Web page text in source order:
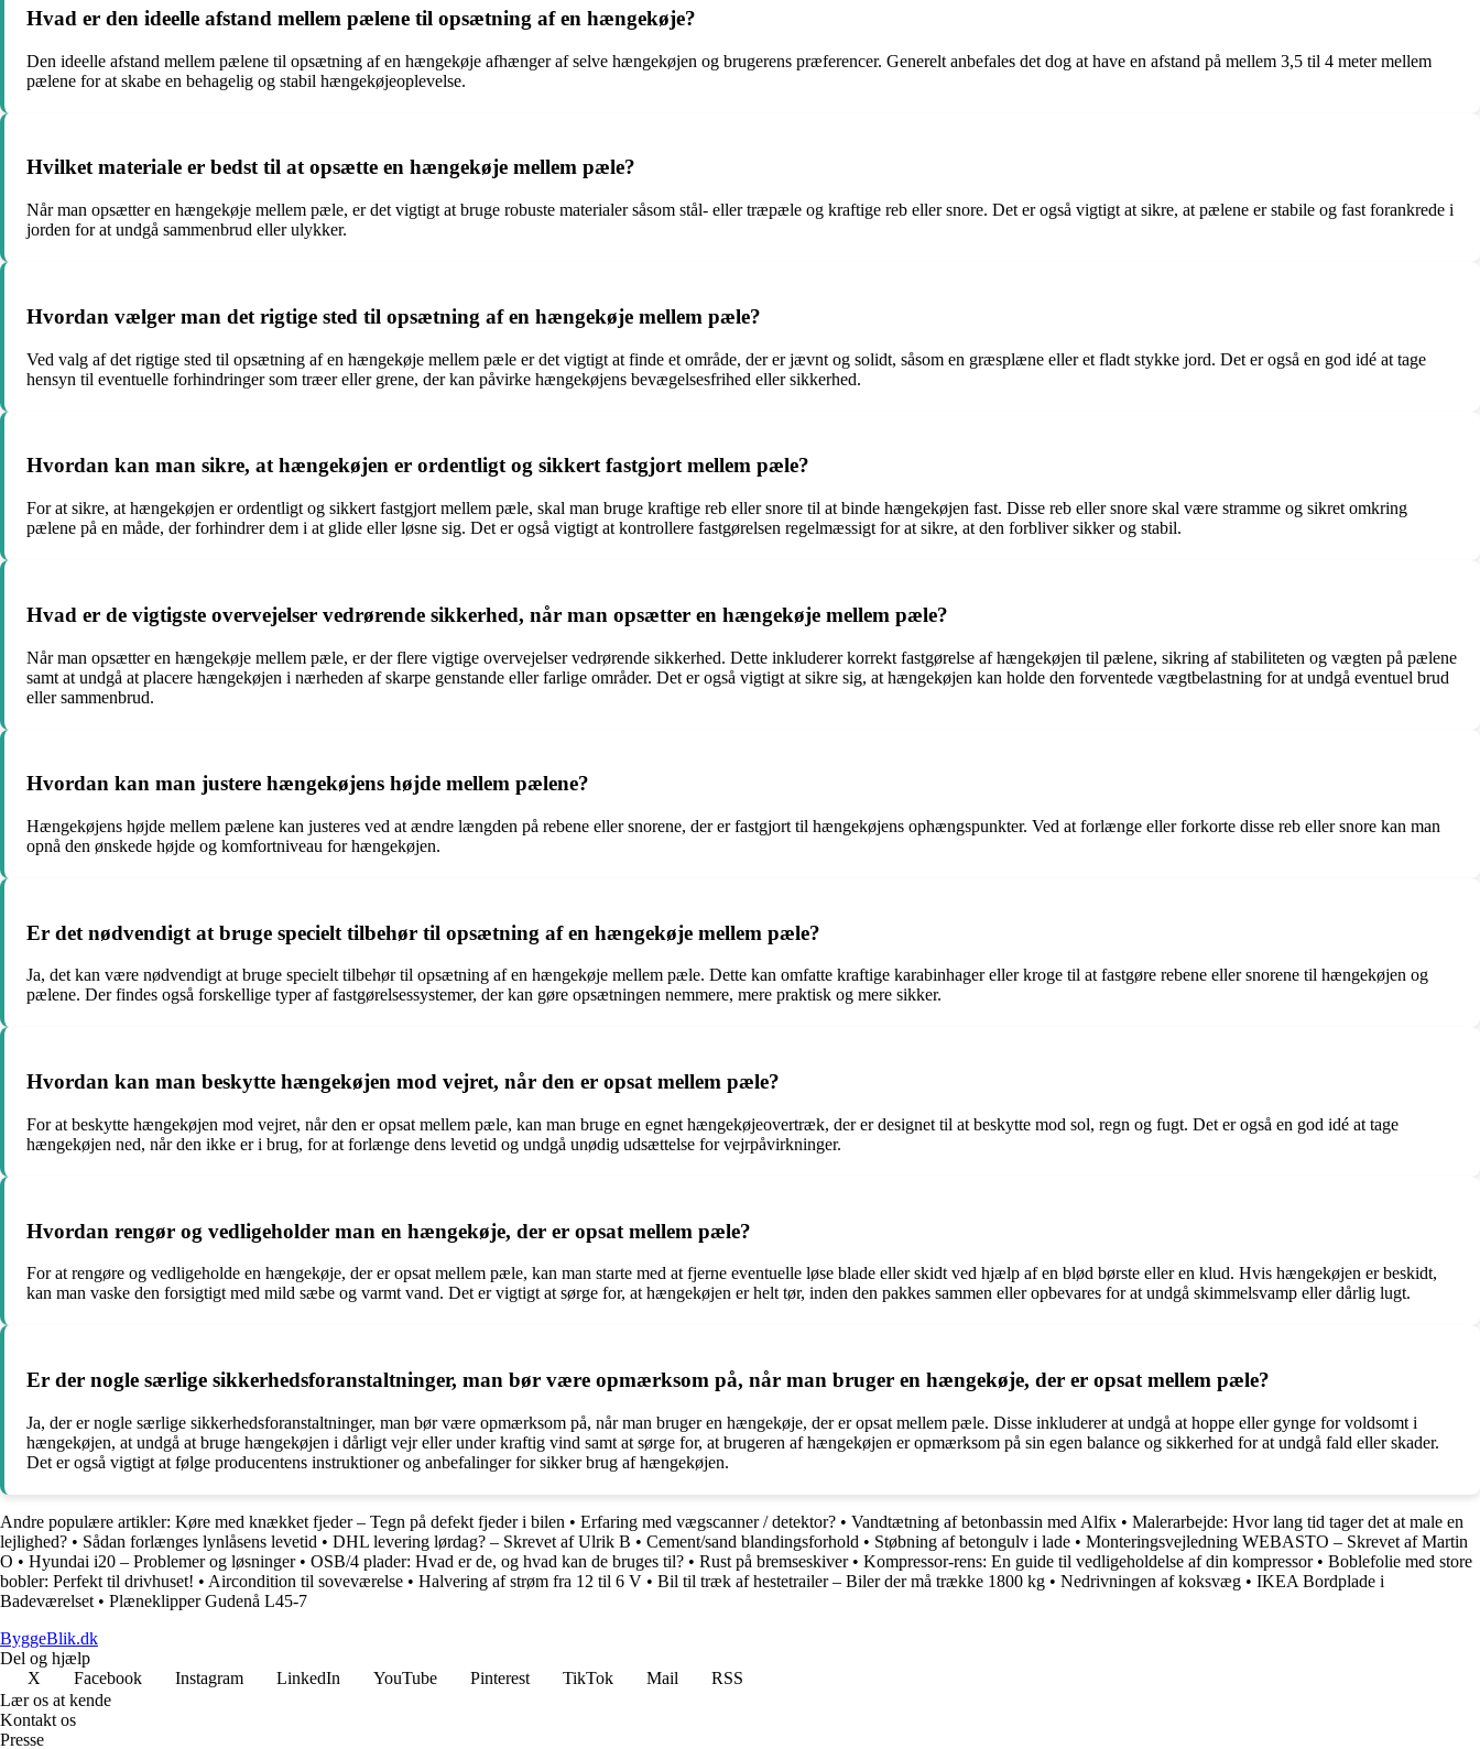
Hvad er den ideelle afstand mellem pælene til opsætning af en hængekøje?
Den ideelle afstand mellem pælene til opsætning af en hængekøje afhænger af selve hængekøjen og brugerens præferencer. Generelt anbefales det dog at have en afstand på mellem 3,5 til 4 meter mellem
pælene for at skabe en behagelig og stabil hængekøjeoplevelse.
Hvilket materiale er bedst til at opsætte en hængekøje mellem pæle?
Når man opsætter en hængekøje mellem pæle, er det vigtigt at bruge robuste materialer såsom stål- eller træpæle og kraftige reb eller snore. Det er også vigtigt at sikre, at pælene er stabile og fast forankrede i
jorden for at undgå sammenbrud eller ulykker.
Hvordan vælger man det rigtige sted til opsætning af en hængekøje mellem pæle?
Ved valg af det rigtige sted til opsætning af en hængekøje mellem pæle er det vigtigt at finde et område, der er jævnt og solidt, såsom en græsplæne eller et fladt stykke jord. Det er også en god idé at tage
hensyn til eventuelle forhindringer som træer eller grene, der kan påvirke hængekøjens bevægelsesfrihed eller sikkerhed.
Hvordan kan man sikre, at hængekøjen er ordentligt og sikkert fastgjort mellem pæle?
For at sikre, at hængekøjen er ordentligt og sikkert fastgjort mellem pæle, skal man bruge kraftige reb eller snore til at binde hængekøjen fast. Disse reb eller snore skal være stramme og sikret omkring
pælene på en måde, der forhindrer dem i at glide eller løsne sig. Det er også vigtigt at kontrollere fastgørelsen regelmæssigt for at sikre, at den forbliver sikker og stabil.
Hvad er de vigtigste overvejelser vedrørende sikkerhed, når man opsætter en hængekøje mellem pæle?
Når man opsætter en hængekøje mellem pæle, er der flere vigtige overvejelser vedrørende sikkerhed. Dette inkluderer korrekt fastgørelse af hængekøjen til pælene, sikring af stabiliteten og vægten på pælene
samt at undgå at placere hængekøjen i nærheden af skarpe genstande eller farlige områder. Det er også vigtigt at sikre sig, at hængekøjen kan holde den forventede vægtbelastning for at undgå eventuel brud
eller sammenbrud.
Hvordan kan man justere hængekøjens højde mellem pælene?
Hængekøjens højde mellem pælene kan justeres ved at ændre længden på rebene eller snorene, der er fastgjort til hængekøjens ophængspunkter. Ved at forlænge eller forkorte disse reb eller snore kan man
opnå den ønskede højde og komfortniveau for hængekøjen.
Er det nødvendigt at bruge specielt tilbehør til opsætning af en hængekøje mellem pæle?
Ja, det kan være nødvendigt at bruge specielt tilbehør til opsætning af en hængekøje mellem pæle. Dette kan omfatte kraftige karabinhager eller kroge til at fastgøre rebene eller snorene til hængekøjen og
pælene. Der findes også forskellige typer af fastgørelsessystemer, der kan gøre opsætningen nemmere, mere praktisk og mere sikker.
Hvordan kan man beskytte hængekøjen mod vejret, når den er opsat mellem pæle?
For at beskytte hængekøjen mod vejret, når den er opsat mellem pæle, kan man bruge en egnet hængekøjeovertræk, der er designet til at beskytte mod sol, regn og fugt. Det er også en god idé at tage
hængekøjen ned, når den ikke er i brug, for at forlænge dens levetid og undgå unødig udsættelse for vejrpåvirkninger.
Hvordan rengør og vedligeholder man en hængekøje, der er opsat mellem pæle?
For at rengøre og vedligeholde en hængekøje, der er opsat mellem pæle, kan man starte med at fjerne eventuelle løse blade eller skidt ved hjælp af en blød børste eller en klud. Hvis hængekøjen er beskidt,
kan man vaske den forsigtigt med mild sæbe og varmt vand. Det er vigtigt at sørge for, at hængekøjen er helt tør, inden den pakkes sammen eller opbevares for at undgå skimmelsvamp eller dårlig lugt.
Er der nogle særlige sikkerhedsforanstaltninger, man bør være opmærksom på, når man bruger en hængekøje, der er opsat mellem pæle?
Ja, der er nogle særlige sikkerhedsforanstaltninger, man bør være opmærksom på, når man bruger en hængekøje, der er opsat mellem pæle. Disse inkluderer at undgå at hoppe eller gynge for voldsomt i
hængekøjen, at undgå at bruge hængekøjen i dårligt vejr eller under kraftig vind samt at sørge for, at brugeren af hængekøjen er opmærksom på sin egen balance og sikkerhed for at undgå fald eller skader.
Det er også vigtigt at følge producentens instruktioner og anbefalinger for sikker brug af hængekøjen.
Andre populære artikler: Køre med knækket fjeder – Tegn på defekt fjeder i bilen • Erfaring med vægscanner / detektor? • Vandtætning af betonbassin med Alfix • Malerarbejde: Hvor lang tid tager det at male en
lejlighed? • Sådan forlænges lynlåsens levetid • DHL levering lørdag? – Skrevet af Ulrik B • Cement/sand blandingsforhold • Støbning af betongulv i lade • Monteringsvejledning WEBASTO – Skrevet af Martin
O • Hyundai i20 – Problemer og løsninger• OSB/4 plader: Hvad er de, og hvad kan de bruges til? • Rust på bremseskiver• Kompressor-rens: En guide til vedligeholdelse af din kompressor • Boblefolie med store
bobler: Perfekt til drivhuset! • Aircondition til soveværelse • Halvering af strøm fra 12 til 6 V • Bil til træk af hestetrailer – Biler der må trække 1800 kg • Nedrivningen af koksvæg • IKEA Bordplade i
Badeværelset • Plæneklipper Gudenå L45-7
ByggeBlik.dk
Del og hjælp
X
Facebook Instagram LinkedIn YouTube Pinterest TikTok Mail
RSS
Lær os at kende
Kontakt os
Presse